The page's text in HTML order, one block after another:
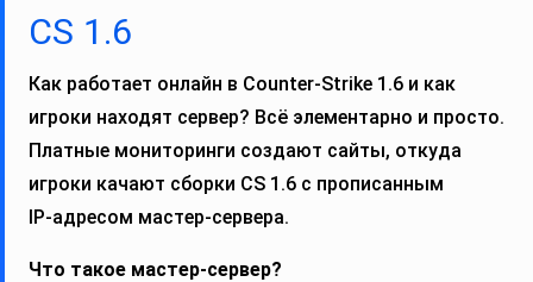
CS 1.6
Как работает онлайн в Counter‑Strike 1.6 и как
игроки находят сервер? Всё элементарно и просто.
Платные мониторинги создают сайты, откуда
игроки качают сборки CS 1.6 с прописанным
IP‑адресом мастер‑сервера.
Что такое мастер‑сервер?